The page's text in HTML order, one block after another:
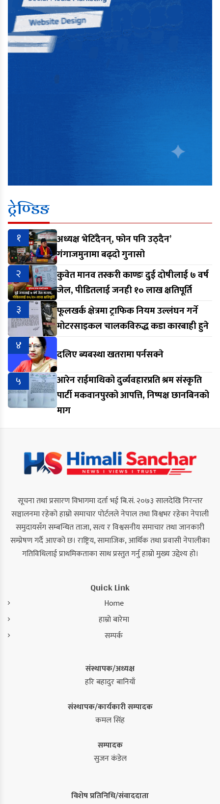
ट्रेण्डिङ
१
अध्यक्ष भेटिँदैनन्, फोन पनि उठ्दैन’
गंगाजमुनामा बढ्दो गुनासो
२
कुवेत मानव तस्करी काण्डः दुई दोषीलाई ७ वर्ष
जेल, पीडितलाई जनही १० लाख क्षतिपूर्ति
३
फूलखर्क क्षेत्रमा ट्राफिक नियम उल्लंघन गर्ने
मोटरसाइकल चालकविरुद्ध कडा कारबाही हुने
४
दलिए ब्यबस्था खतरामा पर्नसक्ने
५
आरेन राईमाथिको दुर्व्यवहारप्रति श्रम संस्कृति
पार्टी मकवानपुरको आपत्ति, निष्पक्ष छानबिनको
माग
सूचना तथा प्रसारण विभागमा दर्ता भई बि.सं. २०७३ सालदेखि निरन्तर
सञ्चालनमा रहेको हाम्रो समाचार पोर्टलले नेपाल तथा विश्वभर रहेका नेपाली
समुदायसँग सम्बन्धित ताजा, सत्य र विश्वसनीय समाचार तथा जानकारी
सम्प्रेषण गर्दै आएको छ। राष्ट्रिय, सामाजिक, आर्थिक तथा प्रवासी नेपालीका
गतिविधिलाई प्राथमिकताका साथ प्रस्तुत गर्नु हाम्रो मुख्य उद्देश्य हो।
Quick Link
Home
हाम्रो बारेमा
सम्पर्क
संस्थापक/अध्यक्ष
हरि बहादुर बानियाँ
संस्थापक/कार्यकारी सम्पादक
कमल सिंह
सम्पादक
सुजन कंडेल
विशेष प्रतिनिधि/संवाददाता